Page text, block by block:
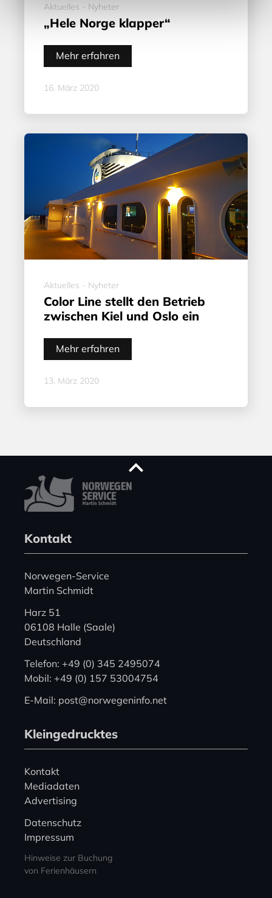
Aktuelles - Nyheter
„Hele Norge klapper“
Mehr erfahren
16. März 2020
Aktuelles - Nyheter
Color Line stellt den Betrieb
zwischen Kiel und Oslo ein
Mehr erfahren
13. März 2020
Kontakt
Norwegen-Service
Martin Schmidt
Harz 51
06108 Halle (Saale)
Deutschland
Telefon: +49 (0) 345 2495074
Mobil: +49 (0) 157 53004754
E-Mail: post@norwegeninfo.net
Kleingedrucktes
Kontakt
Mediadaten
Advertising
Datenschutz
Impressum
Hinweise zur Buchung
von Ferienhäusern